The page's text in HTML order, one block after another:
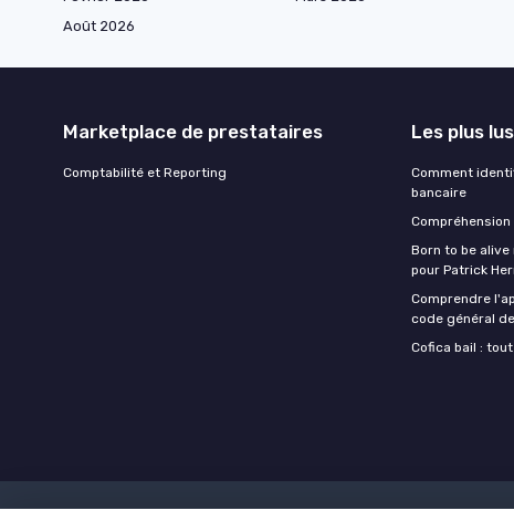
Août 2026
Marketplace de prestataires
Comptabilité et Reporting
Les plus lus
Comment
bancaire
Born to be
pour Patrick
Comprendre
code général
Cofica bail :